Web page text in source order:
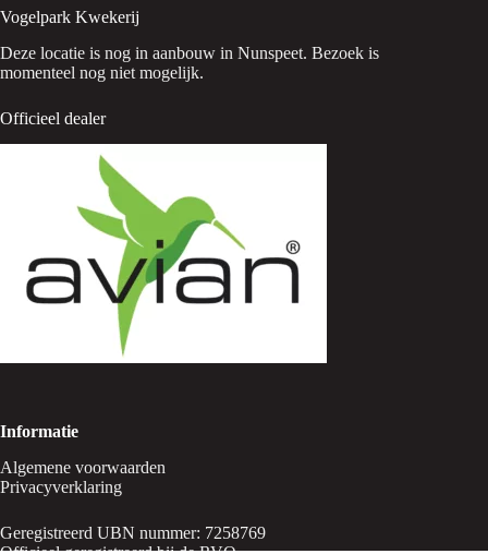
Vogelpark Kwekerij
Deze locatie is nog in aanbouw in Nunspeet. Bezoek is
momenteel nog niet mogelijk.
Officieel dealer
Informatie
Algemene voorwaarden
Privacyverklaring
Geregistreerd UBN nummer: 7258769